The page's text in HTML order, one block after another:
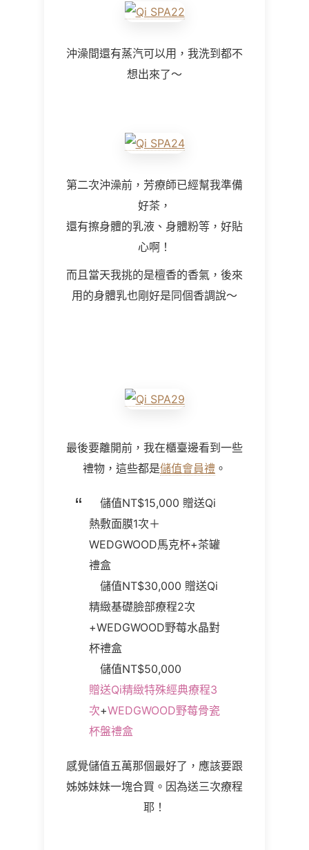
沖澡間還有蒸汽可以用，我洗到都不
想出來了～
第二次沖澡前，芳療師已經幫我準備
好茶，
還有擦身體的乳液、身體粉等，好貼
心啊！
而且當天我挑的是檀香的香氣，後來
用的身體乳也剛好是同個香調說～
最後要離開前，我在櫃臺邊看到一些
禮物，這些都是儲值會員禮 。
儲值NT$15,000 贈送Qi
熱敷面膜1次＋
WEDGWOOD馬克杯+茶罐
禮盒
儲值NT$30,000 贈送Qi
精緻基礎臉部療程2次
+WEDGWOOD野莓水晶對
杯禮盒
儲值NT$50,000
贈送Qi精緻特殊經典療程3
次+WEDGWOOD野莓骨瓷
杯盤禮盒
感覺儲值五萬那個最好了，應該要跟
姊姊妹妹一塊合買。因為送三次療程
耶！